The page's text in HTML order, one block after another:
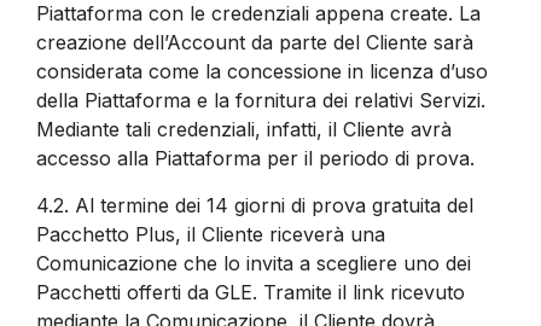
Piattaforma con le credenziali appena create. La
creazione dell’Account da parte del Cliente sarà
considerata come la concessione in licenza d’uso
della Piattaforma e la fornitura dei relativi Servizi.
Mediante tali credenziali, infatti, il Cliente avrà
accesso alla Piattaforma per il periodo di prova.
4.2. Al termine dei 14 giorni di prova gratuita del
Pacchetto Plus, il Cliente riceverà una
Comunicazione che lo invita a scegliere uno dei
Pacchetti offerti da GLE. Tramite il link ricevuto
mediante la Comunicazione, il Cliente dovrà